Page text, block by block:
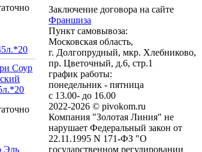
Эль
Заключение договора на сайте
Франшиза
Пункт самовывоза:
Московская область,
г. Долгопрудный, мкр. Хлебниково,
пр. Цветочный, д.6, стр.1
график работы:
понедельник - пятница
с 13.00- до 16.00
2022-2026 © pivokom.ru
Компания "Золотая Линия" не
нарушает Федеральный закон от
22.11.1995 N 171-ФЗ "О
государственном регулировании